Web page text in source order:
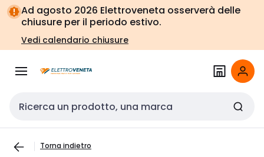
Vai alla
navigazione
Vai
alla
pagina
Ad agosto 2026 Elettroveneta osserverà delle
chiusure per il periodo estivo.
Vedi calendario chiusure
Cerca input
Torna indietro